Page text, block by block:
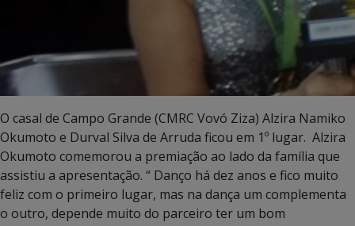
O casal de Campo Grande (CMRC Vovó Ziza) Alzira Namiko
Okumoto e Durval Silva de Arruda ficou em 1º lugar. Alzira
Okumoto comemorou a premiação ao lado da família que
assistiu a apresentação. “ Danço há dez anos e fico muito
feliz com o primeiro lugar, mas na dança um complementa
o outro, depende muito do parceiro ter um bom